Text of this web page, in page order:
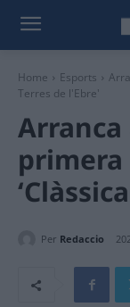
Home Esports
Terres de l'Ebre'
Arranca
primera
Per Redaccio